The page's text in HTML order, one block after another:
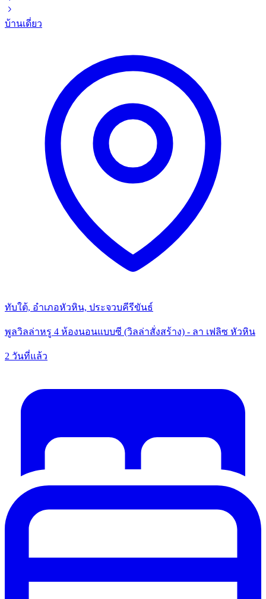
บ้านเดี่ยว
ทับใต้, อำเภอหัวหิน, ประจวบคีรีขันธ์
พูลวิลล่าหรู 4 ห้องนอนแบบซี (วิลล่าสั่งสร้าง) - ลา เฟลิซ หัวหิน
2 วันที่แล้ว